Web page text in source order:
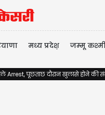
मध्य प्रदेश़ जम्मू
Arrest, पूछताछ दौरान खुलासे होने की